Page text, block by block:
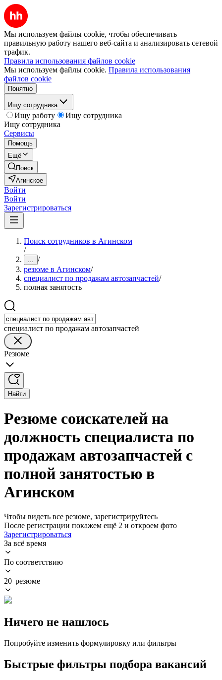
Мы используем файлы cookie, чтобы обеспечивать
правильную работу нашего веб-сайта и анализировать сетевой
трафик.
Правила использования файлов cookie
Мы используем файлы cookie. Правила использования
файлов cookie
Понятно
Ищу сотрудника
Ищу работу
Ищу сотрудника
Ищу сотрудника
Сервисы
Помощь
Ещё
Поиск
Агинское
Войти
Войти
Зарегистрироваться
Поиск сотрудников в Агинском
/
... /
резюме в Агинском/
специалист по продажам автозапчастей/
полная занятость
специалист по продажам автозапчастей
Резюме
Найти
Резюме соискателей на
должность специалиста по
продажам автозапчастей с
полной занятостью в
Агинском
Чтобы видеть все резюме, зарегистрируйтесь
После регистрации покажем ещё 2 и откроем фото
Зарегистрироваться
За всё время
По соответствию
20 резюме
Ничего не нашлось
Попробуйте изменить формулировку или фильтры
Быстрые фильтры подбора вакансий